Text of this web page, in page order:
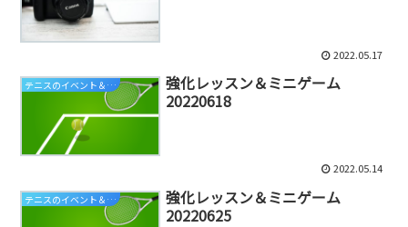
2022.05.17
テニスのイベント＆練習会情報（ジュニア）
強化レッスン＆ミニゲーム
20220618
2022.05.14
テニスのイベント＆練習会情報（ジュニア）
強化レッスン＆ミニゲーム
20220625